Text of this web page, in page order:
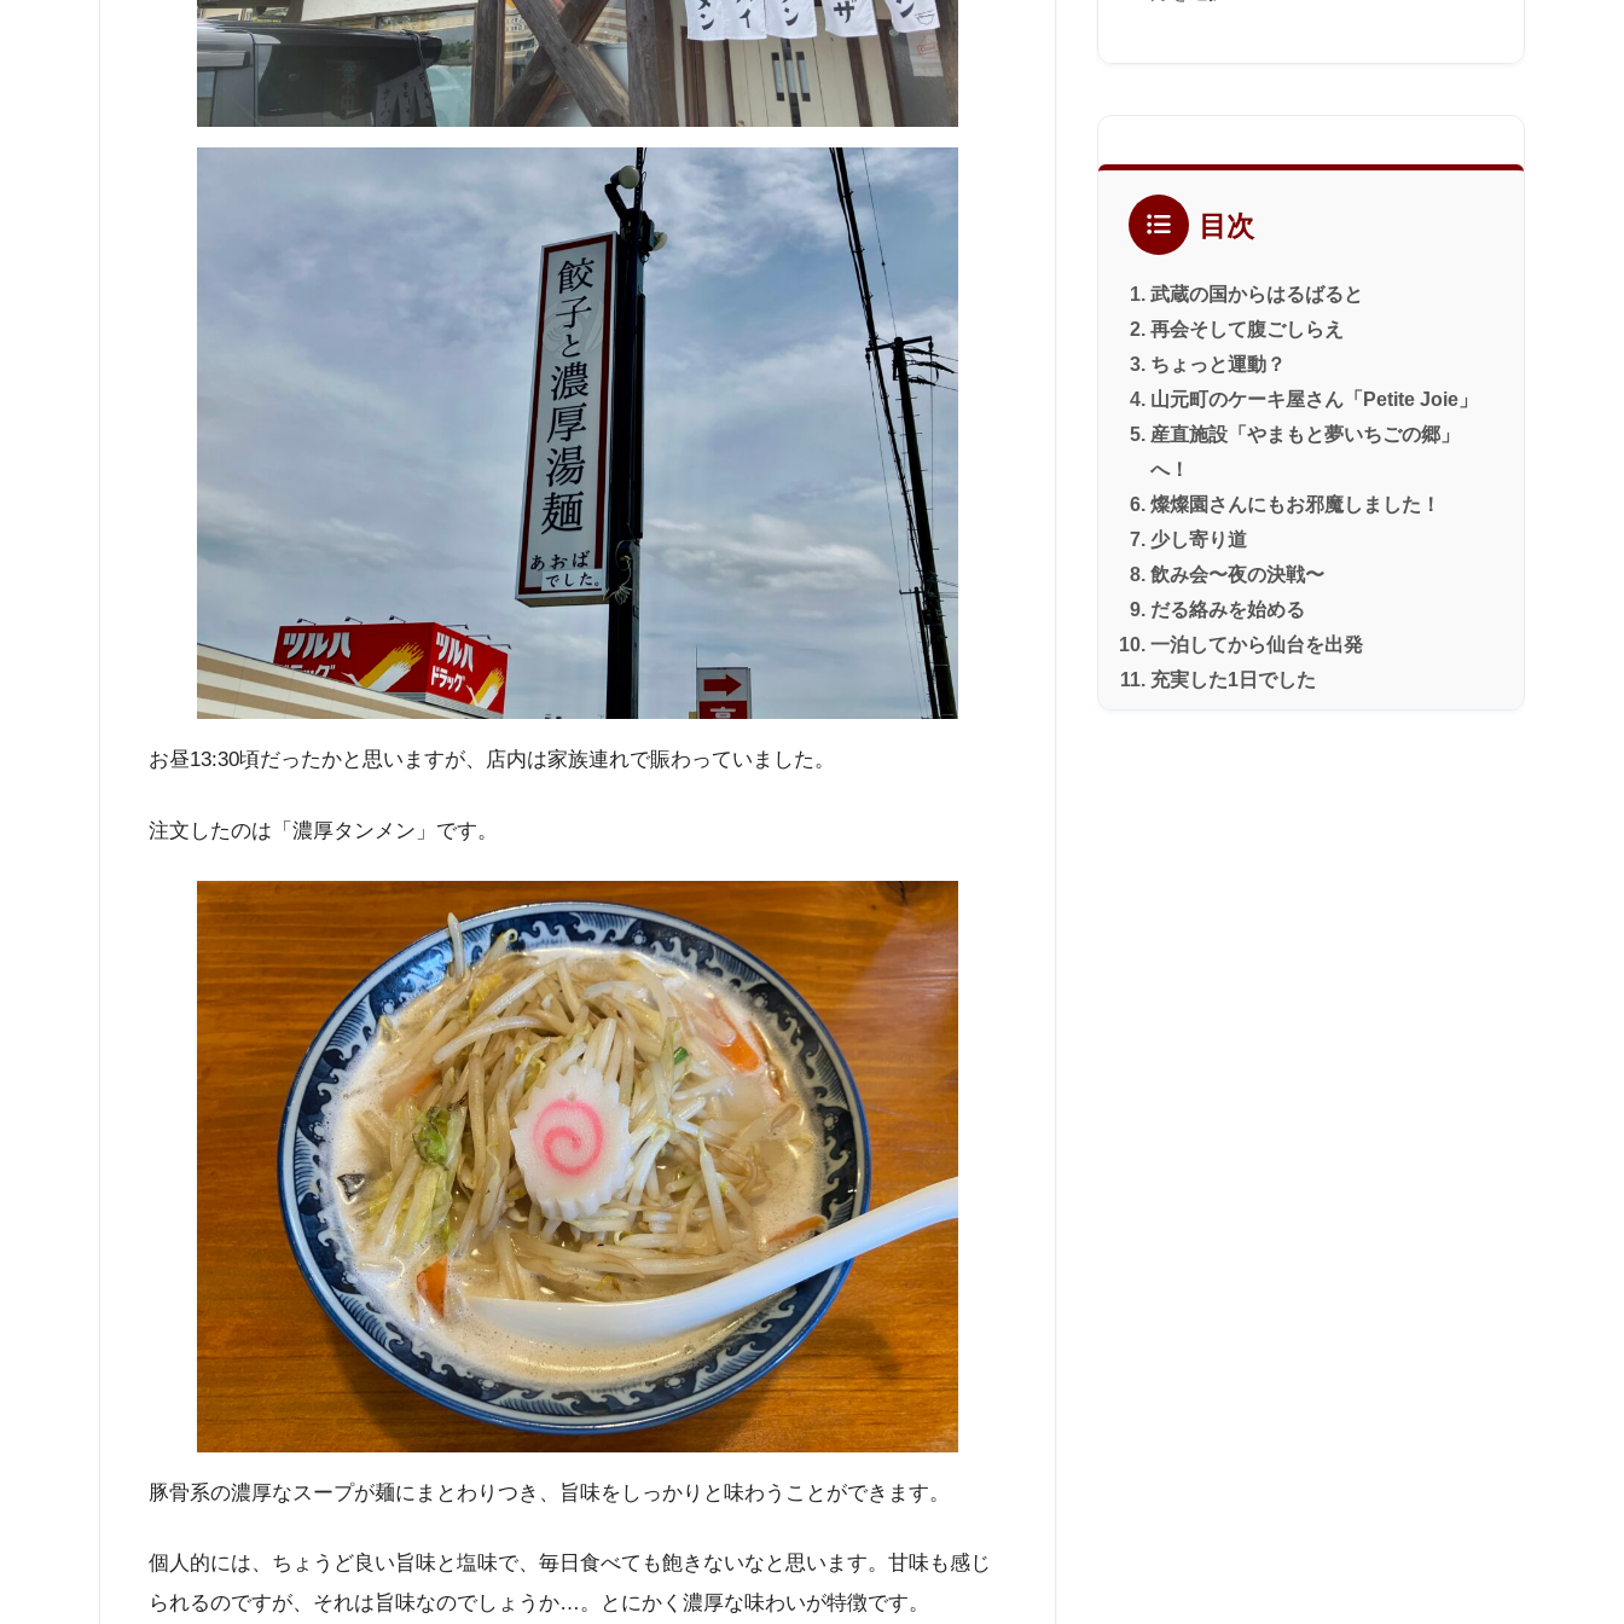
お昼13:30頃だったかと思いますが、店内は家族連れで賑わっていました。
注文したのは「濃厚タンメン」です。
豚骨系の濃厚なスープが麺にまとわりつき、旨味をしっかりと味わうことができます。
個人的には、ちょうど良い旨味と塩味で、毎日食べても飽きないなと思います。甘味も感じ
られるのですが、それは旨味なのでしょうか…。とにかく濃厚な味わいが特徴です。
目次
武蔵の国からはるばると
再会そして腹ごしらえ
ちょっと運動？
山元町のケーキ屋さん「Petite Joie」
産直施設「やまもと夢いちごの郷」
へ！
燦燦園さんにもお邪魔しました！
少し寄り道
飲み会〜夜の決戦〜
だる絡みを始める
一泊してから仙台を出発
充実した1日でした